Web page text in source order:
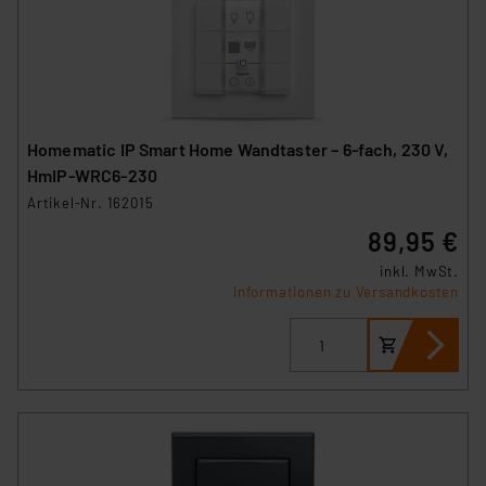
Überwachungsprogrammen verarbeiten, ohne dass
hiergegen Klagemöglichkeiten für Europäer bestehen.
Europäischen Kommission sowie einer eigenen
Beurteilung der mit der Datenübermittlung,
insbesondere der Art der übermittelten Daten,
Homematic IP Smart Home Wandtaster – 6-fach, 230 V,
HmIP-WRC6-230
Artikel-Nr. 162015
89,95 €
inkl. MwSt.
Informationen zu Versandkosten